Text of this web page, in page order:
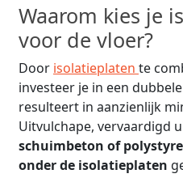
Waarom kies je
voor de vloer?
Door isolatieplaten te
investeer je in een
resulteert in aanzienlijk
Uitvulchape, vervaardigd
schuimbeton of
onder de isolatieplaten